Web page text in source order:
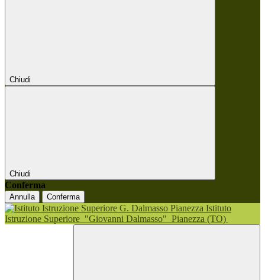
Chiudi
Chiudi
Conferma
Annulla Conferma
Istituto
Istruzione Superiore "Giovanni Dalmasso" Pianezza (TO)